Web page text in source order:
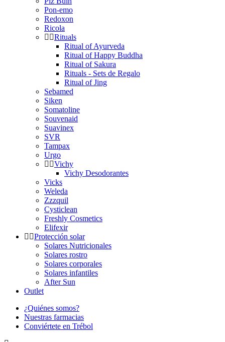
Pon-emo
Redoxon
Ricola
Rituals
Ritual of Ayurveda
Ritual of Happy Buddha
Ritual of Sakura
Rituals - Sets de Regalo
Ritual of Jing
Sebamed
Siken
Somatoline
Souvenaid
Suavinex
SVR
Tampax
Urgo
Vichy
Vichy Desodorantes
Vicks
Weleda
Zzzquil
Cysticlean
Freshly Cosmetics
Elifexir
Protección solar
Solares Nutricionales
Solares rostro
Solares corporales
Solares infantiles
After Sun
Outlet
¿Quiénes somos?
Nuestras farmacias
Conviértete en Trébol